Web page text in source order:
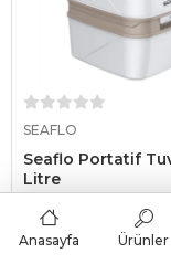
SEAFLO
Seaflo Portatif
Litre
4.720,31 TL
Anasayfa Ürünler